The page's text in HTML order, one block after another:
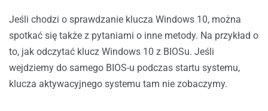
Jeśli chodzi o sprawdzanie klucza Windows 10, można
spotkać się także z pytaniami o inne metody. Na przykład o
to, jak odczytać klucz Windows 10 z BIOSu. Jeśli
wejdziemy do samego BIOS-u podczas startu systemu,
klucza aktywacyjnego systemu tam nie zobaczymy.